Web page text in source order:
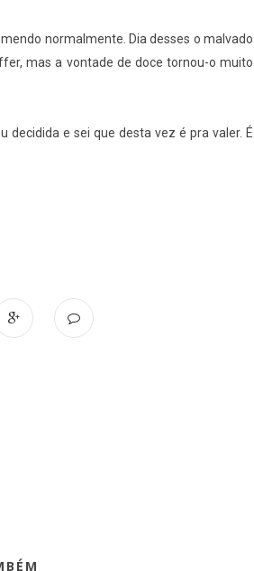
normalmente. Dia desses o malvado
mas a vontade de doce tornou-o muito
decidida e sei que desta vez é pra valer. É